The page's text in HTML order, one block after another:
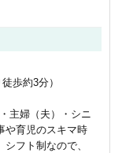
歩約3分）
主婦（夫）・シニ
や育児のスキマ時
フト制なので、